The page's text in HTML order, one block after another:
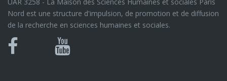
UAR 3258 - La Maison des Sciences Humaines et sociales Paris
Nord est une structure d'impulsion, de promotion et de diffusion
de la recherche en sciences humaines et sociales.
Bluesky
Canal